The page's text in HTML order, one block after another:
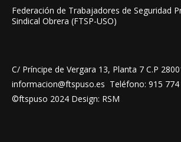
Federación de Trabajadores de Seguridad
Sindical Obrera (FTSP-USO)
C/ Príncipe de Vergara 13, Planta 7 C.P
informacion@ftspuso.es Teléfono: 915 774
©ftspuso 2024 Design: RSM